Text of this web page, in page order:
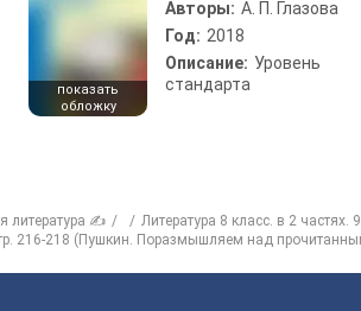
показать
обложку
Авторы: А. П. Глазова
Год: 2018
Описание: Уровень
стандарта
литература ✍ Литература 8 класс. в 2 частях.
216-218 (Пушкин. Поразмышляем над